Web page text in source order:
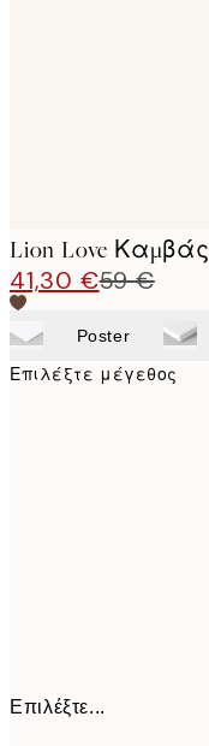
Lion Love Καμβάς
41,30 €59 €
Poster
Επιλέξτε μέγεθος
Επιλέξτε...